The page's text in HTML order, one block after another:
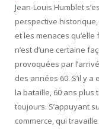
Jean-Louis Humblet
perspective
et les menaces
n’est d’une certaine
provoquées par
des années 60. S’il y
la bataille, 60 ans plus
toujours. S’appuyant
commerce, qui